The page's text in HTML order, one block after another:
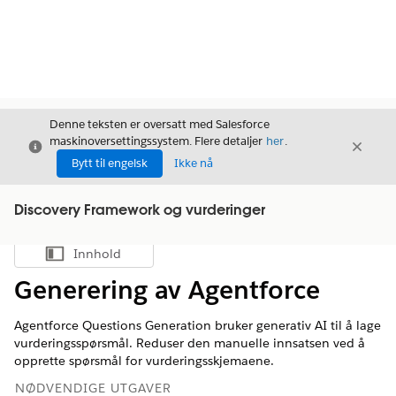
Avslutt
Denne teksten er oversatt med Salesforce
maskinoversettingssystem. Flere detaljer her.
Bytt til engelsk
Ikke nå
Avslutt
Discovery Framework og vurderinger
Vis innholdsfortegnelse
Innhold
Generering av Agentforce
Agentforce Questions Generation bruker generativ AI til å lage
vurderingsspørsmål. Reduser den manuelle innsatsen ved å
opprette spørsmål for vurderingsskjemaene.
NØDVENDIGE UTGAVER